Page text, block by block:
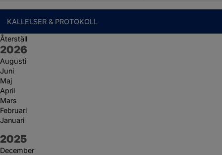
KALLELSER & PROTOKOLL
Återställ
År:
2026
Augusti
Juni
Maj
April
Mars
Februari
Januari
År:
2025
December